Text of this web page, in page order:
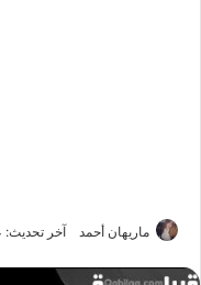
ماريهان أحمد آخر تحديث: 2024-12-01